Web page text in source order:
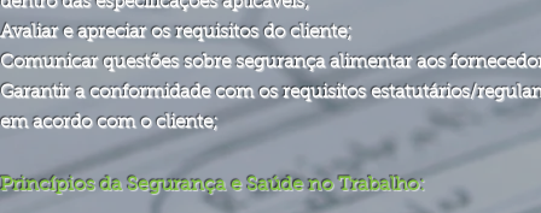
Avaliar e apreciar os requisitos do cliente;
Comunicar questões sobre segurança alimentar aos
Garantir a conformidade com os requisitos estatutários/
em acordo com o cliente;
Princípios da Segurança e Saúde no Trabalho: